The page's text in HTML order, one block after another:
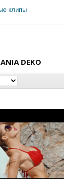
ANIA DEKO